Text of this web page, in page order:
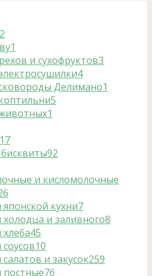
1
и сухофруктов3
4
Делимано1
5
1
17
92
и кисломолочные
кухни7
и заливного8
45
10
и закусок259
76